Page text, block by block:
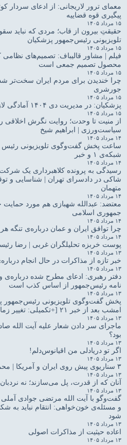
معمای ترور لاریجانی: از ادعای سردار
پیگیری قوه قضاییه
۱۵ مرداد ۱۴۰۵
حقیقتِ بیرون از قاب؛ مردی که نباید
تلویزیونی رئیس‌جمهور پزشکیان
۱۵ مرداد ۱۴۰۵
فیلم | مشاور قالیباف: تصمیم‌های
محصول تصمیم جمعی است
۱۵ مرداد ۱۴۰۵
چرا خندیدن برای مردم ایران سخت‌تر
جورشری
۱۵ مرداد ۱۴۰۵
پزشکیان: در مدیریت دی ۱۴۰۴ آمادگی لازم نبود
۱۵ مرداد ۱۴۰۵
از منیت تا وحدت؛ روایت نگرش اخلاقی
سیاست‌ورزی | ابراهیم شیخ
۱۴ مرداد ۱۴۰۵
ساعت پخش گفت‌وگوی تلویزیونی رئیس
شبکه‌ی ۱ و خبر
۱۴ مرداد ۱۴۰۵
متهمان
۱۴ مرداد ۱۴۰۵
معتضد: عبدالله شهبازی هم مورد
جمهوری اسلامی
۱۴ مرداد ۱۴۰۵
چرا توافق ایران و عمان درباره‌ی تنگه
۱۴ مرداد ۱۴۰۵
پوست خربزه تحلیلگران غربی | رضا
۱۳ مرداد ۱۴۰۵
خبر تازه از مذاکرات در حال انجام
۱۳ مرداد ۱۴۰۵
دفتر رهبری: ادعای مطرح شده درباره‌ی
نامه رئیس‌جمهور از اساس کذب است
۱۳ مرداد ۱۴۰۵
پخش گفت‌وگوی تلویزیونی رئیس‌جمهور
امشب بعد از خبر ۲۱ [+تکمیلی: تغییر زمان پخش]
۱۳ مرداد ۱۴۰۵
ماجرای سر دادن شعار علیه آیت الله
بود؟
۱۳ مرداد ۱۴۰۵
اگر تو دریادلی من اقیانوس‌دلم!
۱۳ مرداد ۱۴۰۵
۳ سناریوی پیش روی ایران و آمریکا | محمدرضا طالبی‌نژاد
۱۳ مرداد ۱۴۰۵
آنان که از قدرت، پل می‌سازند؛ نه نردبان
۱۳ مرداد ۱۴۰۵
گفت‌وگو با آیت الله مرتضی جوادی آملی
و مسئله‌ی خون‌خواهی: انتقام نباید به
شود
۱۳ مرداد ۱۴۰۵
اعاده حیثیت از مذاکرات اصولی
۱۳ مرداد ۱۴۰۵